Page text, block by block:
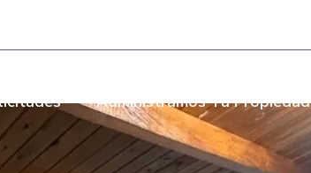
Bombay Local 110
Administramos Tu Propiedad